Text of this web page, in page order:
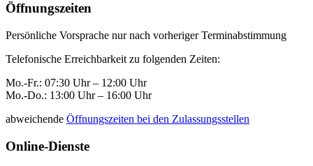
Öffnungszeiten
Persönliche Vorsprache nur nach vorheriger Terminabstimmung
Telefonische Erreichbarkeit zu folgenden Zeiten:
Mo.-Fr.: 07:30 Uhr – 12:00 Uhr
Mo.-Do.: 13:00 Uhr – 16:00 Uhr
abweichende Öffnungszeiten bei den Zulassungsstellen
Online-Dienste